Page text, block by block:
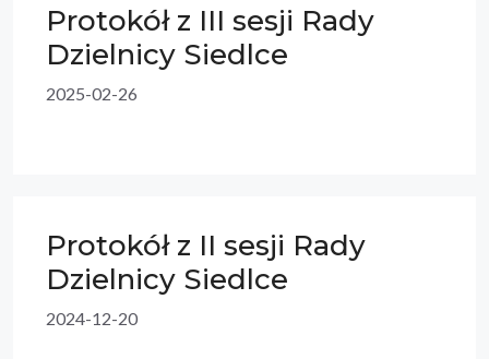
Protokół z III sesji Rady
Dzielnicy Siedlce
2025-02-26
Protokół z II sesji Rady
Dzielnicy Siedlce
2024-12-20